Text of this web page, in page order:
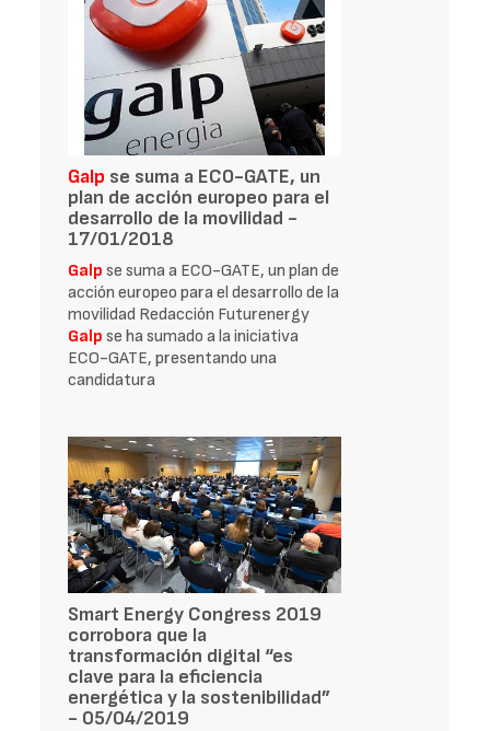
Galp se suma a ECO-GATE, un
plan de acción europeo para el
desarrollo de la movilidad -
17/01/2018
Galp se suma a ECO-GATE, un plan de
acción europeo para el desarrollo de la
movilidad Redacción Futurenergy
Galp se ha sumado a la iniciativa
ECO-GATE, presentando una
candidatura
Smart Energy Congress 2019
corrobora que la
transformación digital “es
clave para la eficiencia
energética y la sostenibilidad”
- 05/04/2019